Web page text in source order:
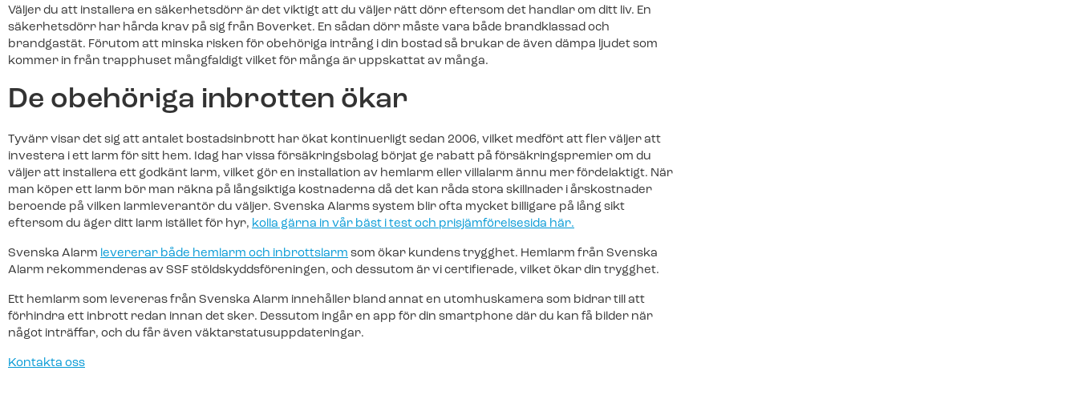
skydd vid brand.
Teckna larmtjänst
larmtjänst.
Batterier & tillbehör
Batterier, brickor och andra tillbehör beställer du enkelt i vår
webbutik.
trevliga medarbetare återkommer till dig inom kort.
Ett portabelt larm som är perfekt för byggarbetsplatser och
evenemang.
Teckna larmtjänst
För dig som redan har utrustningen och vill ansluta till
larmtjänst.
Batterier & tillbehör
Batterier, brickor och andra tillbehör beställer du enkelt i vår
webbutik.
Jobba hos oss
Vi tar hand om allt ifrån uppsägning och nedmontering av ditt gamla larm till
installation och driftsättning av ditt nya.
Franchise
Bli en del av Svenska Alarm.
Fler nyheter
Väljer du att installera en säkerhetsdörr är det viktigt att du väljer rätt dörr eftersom det handlar om ditt liv. En
säkerhetsdörr har hårda krav på sig från Boverket. En sådan dörr måste vara både brandklassad och
brandgastät. Förutom att minska risken för obehöriga intrång i din bostad så brukar de även dämpa ljudet som
kommer in från trapphuset mångfaldigt vilket för många är uppskattat av många.
De obehöriga inbrotten ökar
Tyvärr visar det sig att antalet bostadsinbrott har ökat kontinuerligt sedan 2006, vilket medfört att fler väljer att
investera i ett larm för sitt hem. Idag har vissa försäkringsbolag börjat ge rabatt på försäkringspremier om du
väljer att installera ett godkänt larm, vilket gör en installation av hemlarm eller villalarm ännu mer fördelaktigt. När
man köper ett larm bör man räkna på långsiktiga kostnaderna då det kan råda stora skillnader i årskostnader
beroende på vilken larmleverantör du väljer. Svenska Alarms system blir ofta mycket billigare på lång sikt
eftersom du äger ditt larm istället för hyr, kolla gärna in vår bäst i test och prisjämförelsesida här.
Svenska Alarm levererar både hemlarm och inbrottslarm som ökar kundens trygghet. Hemlarm från Svenska
Alarm rekommenderas av SSF stöldskyddsföreningen, och dessutom är vi certifierade, vilket ökar din trygghet.
Ett hemlarm som levereras från Svenska Alarm innehåller bland annat en utomhuskamera som bidrar till att
förhindra ett inbrott redan innan det sker. Dessutom ingår en app för din smartphone där du kan få bilder när
något inträffar, och du får även väktarstatusuppdateringar.
Kontakta oss